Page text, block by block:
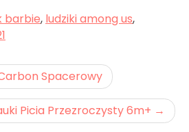
barbie, ludziki among us,
Spacerowy
Picia Przezroczysty 6m+